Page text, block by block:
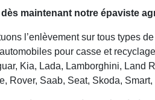
maintenant notre épaviste
l’enlèvement sur tous types
pour casse et
Kia, Lada, Lamborghini, Land
Rover, Saab, Seat, Skoda,